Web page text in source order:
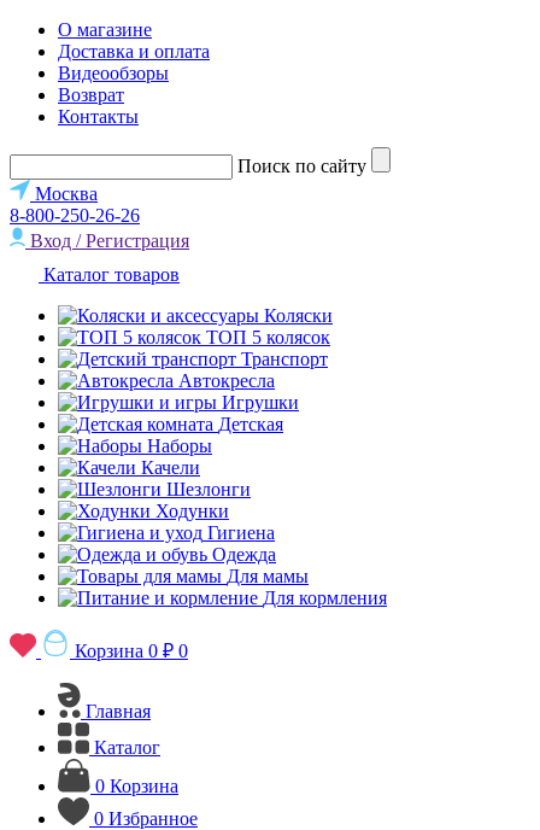
О магазине
Доставка и оплата
Видеообзоры
Возврат
Контакты
Поиск по сайту
Москва
8-800-250-26-26
Вход / Регистрация
Каталог товаров
Коляски
ТОП 5 колясок
Транспорт
Автокресла
Игрушки
Детская
Наборы
Качели
Шезлонги
Ходунки
Гигиена
Одежда
Для мамы
Для кормления
Корзина 0 ₽ 0
Главная
Каталог
0 Корзина
0 Избранное